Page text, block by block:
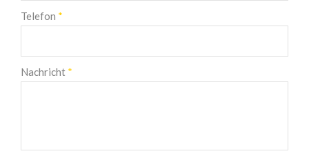
Telefon *
Nachricht *